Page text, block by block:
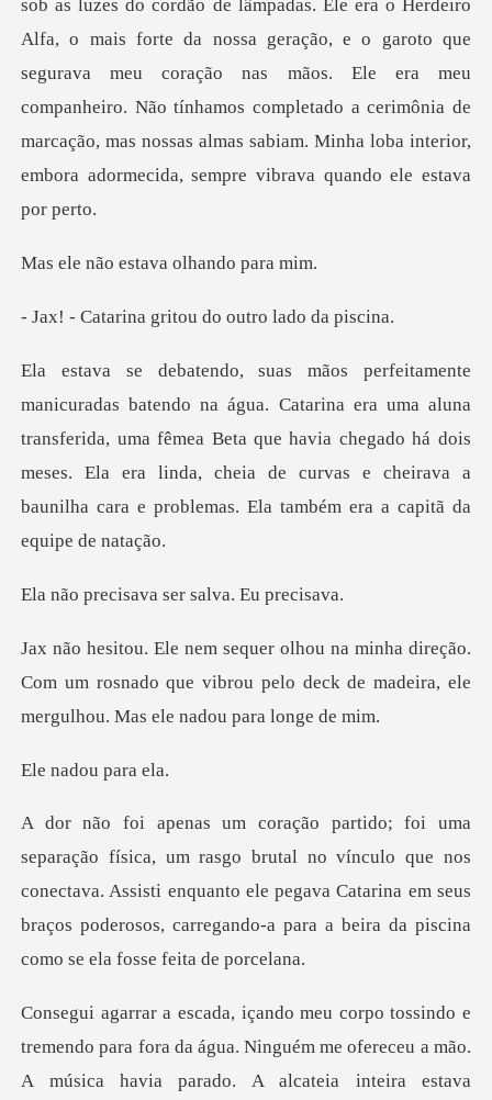
orte da nossa geração, e o garoto que
segurava meu coração nas mãos. Ele era meu
companheiro. Não tínhamos completado a cerim
estava olhan
a gritou do outr
ma aluna
transferida, uma fêmea Beta que havia chegado há dois
meses. Ela era linda, cheia d
ava ser salva.
eção.
Com um rosnado que vibrou pelo deck de madei
dou pa
no vínculo que nos
conectava. Assisti enquanto ele pegava Catarina em seus
braços p
remendo para fora da água. Ninguém me ofereceu a mão.
A